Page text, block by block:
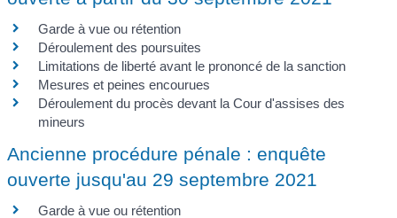
Garde à vue ou rétention
Déroulement des poursuites
Limitations de liberté avant le prononcé de la sanction
Mesures et peines encourues
Déroulement du procès devant la Cour d'assises des
mineurs
Ancienne procédure pénale : enquête
ouverte jusqu'au 29 septembre 2021
Garde à vue ou rétention